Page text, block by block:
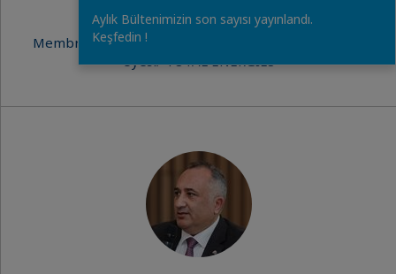
Mariane AXT
Membre du Conseil de Surveillance - Denetim Kurulu
Üyesi/ TOTAL ENERGIES
Aylık Bültenimizin son sayısı yayınlandı.
Keşfedin !